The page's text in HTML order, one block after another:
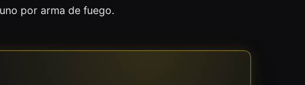
por arma de fuego.